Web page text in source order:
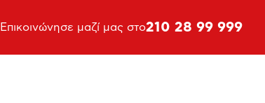
Επικοινώνησε μαζί μας στο210 28 99 999